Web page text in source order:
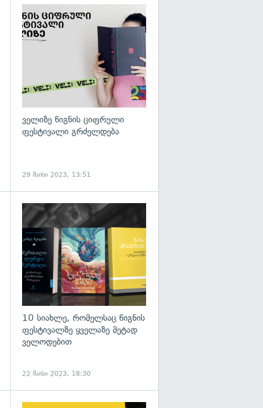
ველიზე წიგნის ციფრული
ფესტივალი გრძელდება
29 მაისი 2023, 13:51
10 სიახლე, რომელსაც წიგნის
ფესტივალზე ყველაზე მეტად
ველოდებით
22 მაისი 2023, 18:30